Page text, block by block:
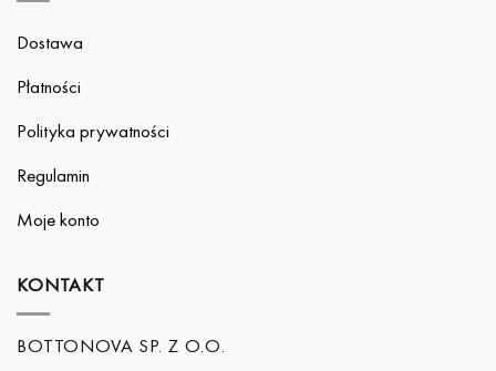
Dostawa
Płatności
Polityka prywatności
Regulamin
Moje konto
KONTAKT
BOTTONOVA SP. Z O.O.